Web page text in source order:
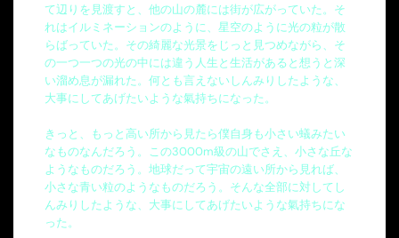
て辺りを見渡すと、他の山の麓には街が広がっていた。そ
れはイルミネーションのように、星空のように光の粒が散
らばっていた。その綺麗な光景をじっと見つめながら、そ
の一つ一つの光の中には違う人生と生活があると想うと深
い溜め息が漏れた。何とも言えないしんみりしたような、
大事にしてあげたいような氣持ちになった。
きっと、もっと高い所から見たら僕自身も小さい蟻みたい
なものなんだろう。この3000m級の山でさえ、小さな丘な
ようなものだろう。地球だって宇宙の遠い所から見れば、
小さな青い粒のようなものだろう。そんな全部に対してし
んみりしたような、大事にしてあげたいような氣持ちにな
った。